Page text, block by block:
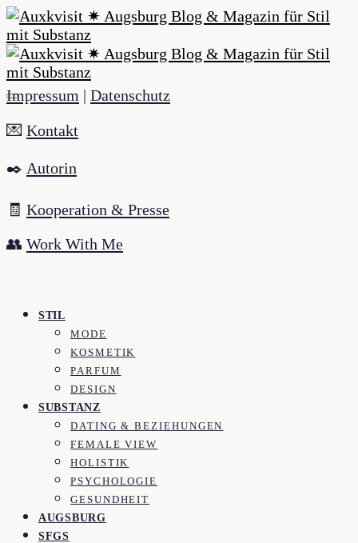
Impressum | Datenschutz
💌 Kontakt
✒️ Autorin
🧾 Kooperation & Presse
👥 Work With Me
STIL
MODE
KOSMETIK
PARFUM
DESIGN
SUBSTANZ
DATING & BEZIEHUNGEN
FEMALE VIEW
HOLISTIK
PSYCHOLOGIE
GESUNDHEIT
AUGSBURG
SFGS